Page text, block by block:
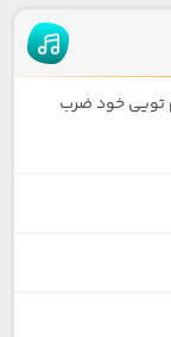
تویی خود ضرب